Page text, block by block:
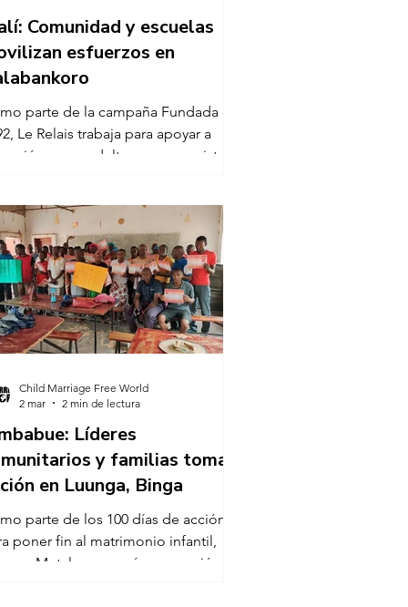
Comunidad y escuelas
esfuerzos en
parte de la campaña Fundada en
Le Relais trabaja para apoyar a
jóvenes y adultos que no asisten a
profesional. La organización
se enfoca en empoderar a
y mujeres ofreciéndoles
para generar ingresos y
la participación
A través de esta campaña,
refuerza sus esfuerzos
infan
Líderes
y familias toman
en Luunga, Binga
parte de los 100 días de acción
poner fin al matrimonio infantil,
Mutale convocó una reunión de
Child Marriage Free World
2 mar
2 min de lectura